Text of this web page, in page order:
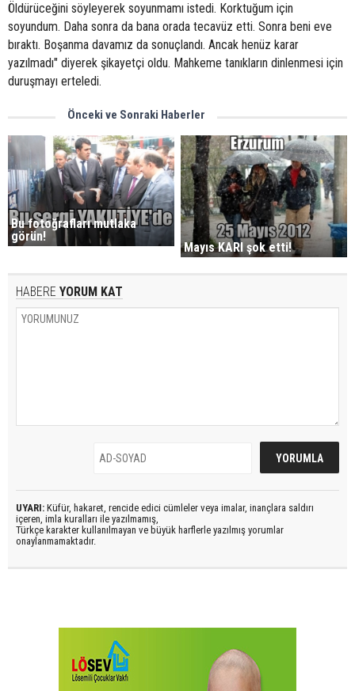
Öldürüceğini söyleyerek soyunmamı istedi. Korktuğum için
soyundum. Daha sonra da bana orada tecavüz etti. Sonra beni eve
bıraktı. Boşanma davamız da sonuçlandı. Ancak henüz karar
yazılmadı" diyerek şikayetçi oldu. Mahkeme tanıkların dinlenmesi için
duruşmayı erteledi.
Önceki ve Sonraki Haberler
Bu fotoğrafları mutlaka
görün!
Mayıs KARI şok etti!
HABERE YORUM KAT
UYARI: Küfür, hakaret, rencide edici cümleler veya imalar, inançlara saldırı
içeren, imla kuralları ile yazılmamış,
Türkçe karakter kullanılmayan ve büyük harflerle yazılmış yorumlar
onaylanmamaktadır.